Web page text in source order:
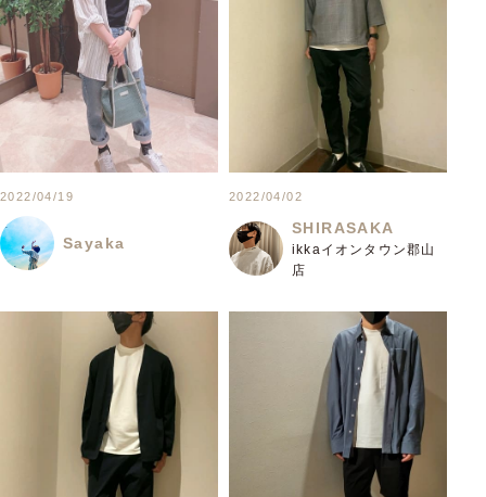
2022/04/19
Sayaka
2022/04/02
SHIRASAKA
ikkaイオンタウン郡山
店